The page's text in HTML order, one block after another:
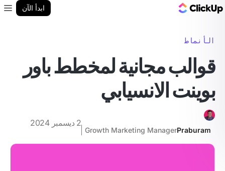
ابدأ الآن
الأنماط
قوالب مجانية لمخطط باور
بوينت الانسيابي
Praburam
Growth Marketing Manager
2 ديسمبر 2024